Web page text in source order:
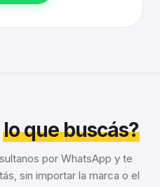
lo que buscás?
por WhatsApp y te
sin importar la marca o el